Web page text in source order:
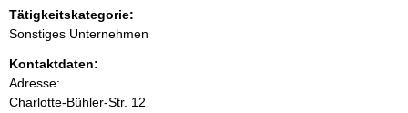
n
i
n
Tätigkeitskategorie:
Sonstiges Unternehmen
Kontaktdaten:
Adresse:
Charlotte-Bühler-Str. 12